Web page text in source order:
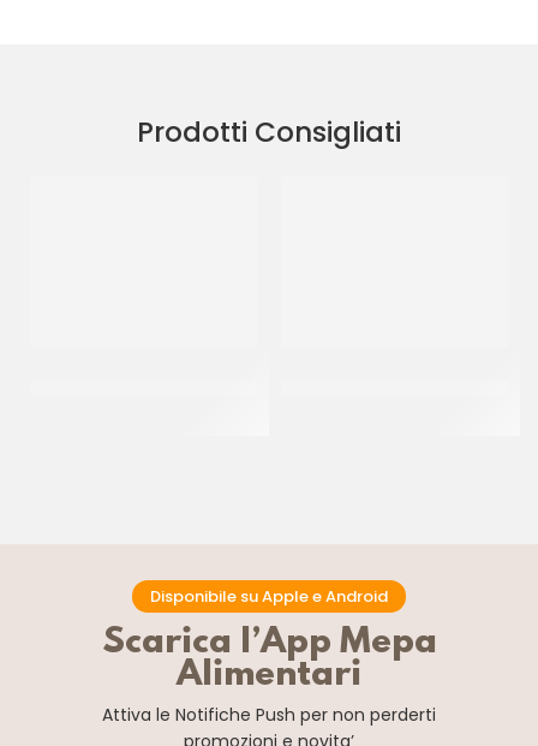
Prodotti Consigliati
Disponibile su Apple e Android
Scarica l’App Mepa
Alimentari
Attiva le Notifiche Push per non perderti